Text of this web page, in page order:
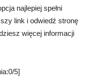
najlepiej spełni
link i odwiedź stronę
więcej informacji
5]